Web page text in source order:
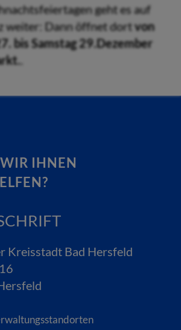
geht es auf
weiter: Dann öffnet dortvon
bis Samstag 29.Dezember
IHNEN
Kreisstadt Bad Hersfeld